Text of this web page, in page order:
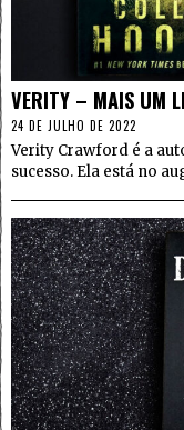
VERITY – MAIS UM
24 DE JULHO DE 2022
Verity Crawford é a
sucesso. Ela está no